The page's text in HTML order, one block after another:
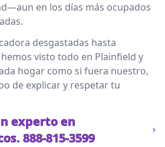
en los días más ocupados
desgastadas hasta
visto todo en Plainfield y
hogar como si fuera nuestro,
de explicar y respetar tu
experto en
888-815-3599